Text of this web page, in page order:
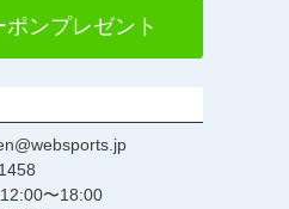
へ
ンプレゼント
〜18:00